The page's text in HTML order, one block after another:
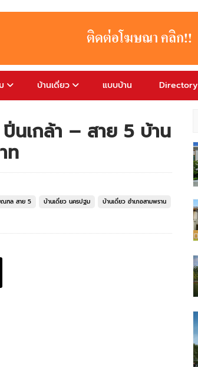
บ้านเดี่ยว แบบบ้าน Directory
นเกล้า – สาย 5 บ้าน
ท
ฑล สาย 5 บ้านเดี่ยว นครปฐม
บ้านเดี่ยว อำเภอสามพราน